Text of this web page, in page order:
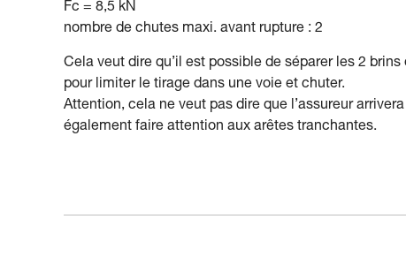
Fc = 8,5 kN
nombre de chutes maxi. avant rupture : 2
Cela veut dire qu’il est possible de séparer les 2
pour limiter le tirage dans une voie et chuter.
Attention, cela ne veut pas dire que l’assureur
également faire attention aux arêtes tranchantes.